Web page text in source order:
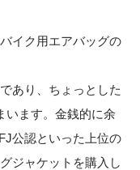
イク用エアバッグの
あり、ちょっとした
います。金銭的に余
公認といった上位の
ジャケットを購入し